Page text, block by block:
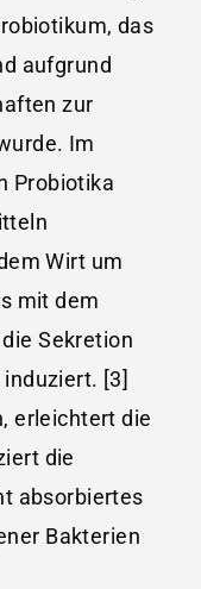
das
aufgrund
zur
Im
Probiotika
Wirt um
mit dem
Sekretion
[3]
erleichtert die
die
absorbiertes
Bakterien